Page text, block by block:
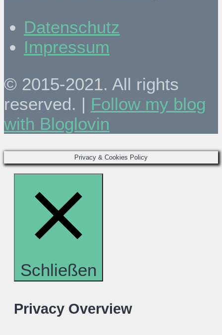
Datenschutz
Impressum
© 2015-2021. All rights
reserved. | Follow my blog
with Bloglovin
Privacy & Cookies Policy
Schließen
Privacy Overview